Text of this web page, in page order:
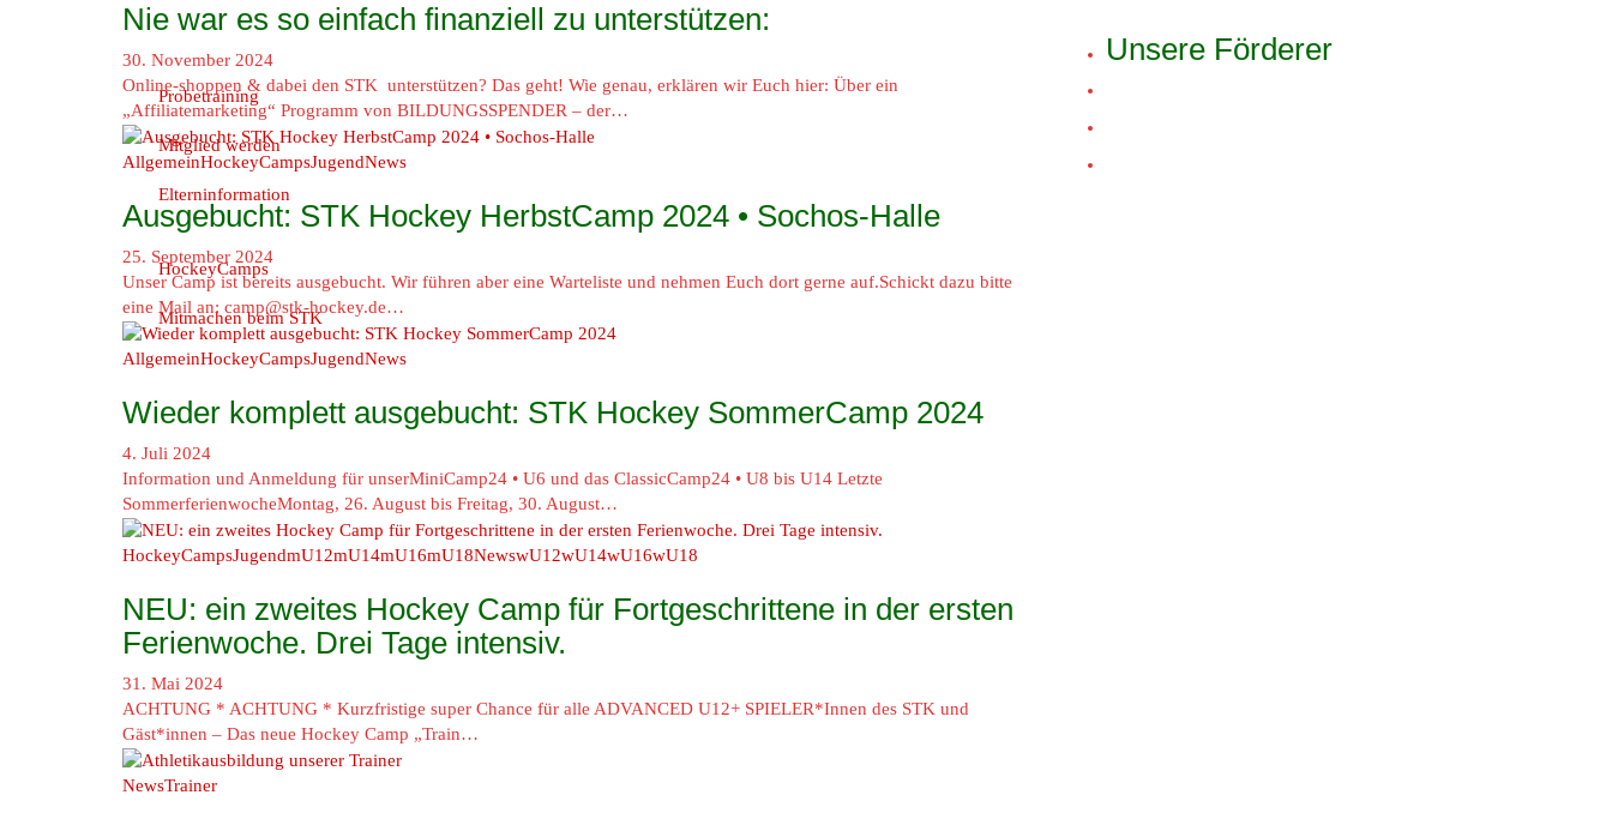
Probetraining
Mitglied werden
Elterninformation
HockeyCamps
Mitmachen beim STK
Nie war es so einfach finanziell zu unterstützen:
30. November 2024
Online-shoppen & dabei den STK unterstützen? Das geht! Wie genau, erklären wir Euch hier: Über ein
„Affiliatemarketing“ Programm von BILDUNGSSPENDER – der…
AllgemeinHockeyCampsJugendNews
Ausgebucht: STK Hockey HerbstCamp 2024 • Sochos-Halle
25. September 2024
Unser Camp ist bereits ausgebucht. Wir führen aber eine Warteliste und nehmen Euch dort gerne auf.Schickt dazu bitte
eine Mail an: camp@stk-hockey.de…
AllgemeinHockeyCampsJugendNews
Wieder komplett ausgebucht: STK Hockey SommerCamp 2024
4. Juli 2024
Information und Anmeldung für unserMiniCamp24 • U6 und das ClassicCamp24 • U8 bis U14 Letzte
SommerferienwocheMontag, 26. August bis Freitag, 30. August…
HockeyCampsJugendmU12mU14mU16mU18NewswU12wU14wU16wU18
NEU: ein zweites Hockey Camp für Fortgeschrittene in der ersten
Ferienwoche. Drei Tage intensiv.
31. Mai 2024
ACHTUNG * ACHTUNG * Kurzfristige super Chance für alle ADVANCED U12+ SPIELER*Innen des STK und
Gäst*innen – Das neue Hockey Camp „Train…
NewsTrainer
Unsere Förderer